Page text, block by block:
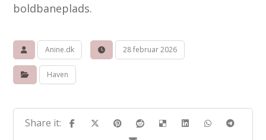
boldbaneplads.
Anine.dk 28 februar 2026
Haven